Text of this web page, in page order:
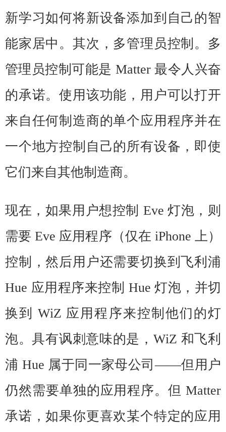
新学习如何将新设备添加到自己的智
能家居中。其次，多管理员控制。多
管理员控制可能是 Matter 最令人兴奋
的承诺。使用该功能，用户可以打开
来自任何制造商的单个应用程序并在
一个地方控制自己的所有设备，即使
它们来自其他制造商。
现在，如果用户想控制 Eve 灯泡，则
需要 Eve 应用程序（仅在 iPhone 上）
控制，然后用户还需要切换到飞利浦
Hue 应用程序来控制 Hue 灯泡，并切
换到 WiZ 应用程序来控制他们的灯
泡。具有讽刺意味的是，WiZ 和飞利
浦 Hue 属于同一家母公司——但用户
仍然需要单独的应用程序。但 Matter
承诺，如果你更喜欢某个特定的应用